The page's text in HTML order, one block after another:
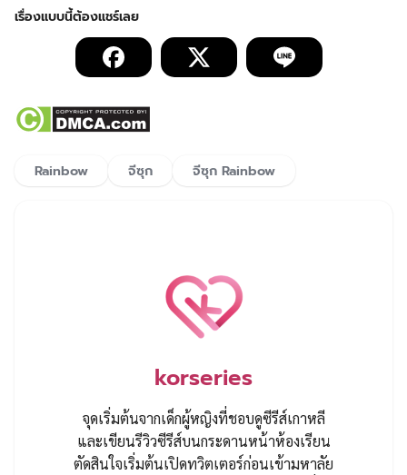
Rainbow จีซุก จีซุก Rainbow
korseries
จุดเริ่มต้นจากเด็กผู้หญิงที่ชอบดูซีรีส์เกาหลี
และเขียนรีวิวซีรีส์บนกระดานหน้าห้องเรียน
ตัดสินใจเริ่มต้นเปิดทวิตเตอร์ก่อนเข้ามหาลัย